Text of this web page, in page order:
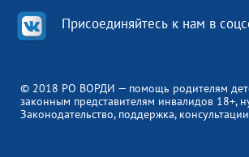
© 2018 РО ВОРДИ — помощь родителям
законным представителям инвалидов
Законодательство, поддержка,
Присоединяйтесь к нам в